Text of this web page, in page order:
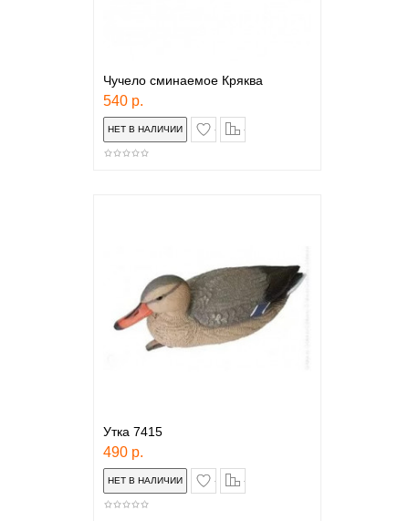
Чучело сминаемое Кряква
540 р.
в закладки
Утка 7415
490 р.
в закладки